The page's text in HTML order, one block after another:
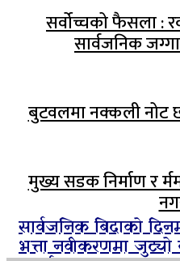
सर्वोच्चको फैसला :
सार्वजनिक
बुटवलमा नक्कली नोट
मुख्य सडक निर्माण र
सार्वजनिक बिदाको
भत्ता नवीकरणमा जुट्यो